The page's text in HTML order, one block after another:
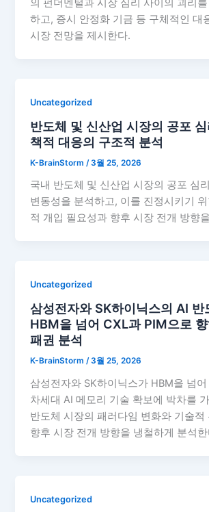
의 펀더멘털과 시장 심리 사이의 괴리
하고, 증시 안정화 기금 등 구체적인 대
시장 전망을 제시한다.
Uncategorized
반도체 및 신산업 시장의 공포
책적 대응의 구조적 분석
K-BrainStorm /3월 25, 2026
국내 반도체 및 신산업 시장의 공포 심
변동성을 분석하고, 이를 진정시키기
적 개입 필요성과 향후 시장 전개 방향
Uncategorized
삼성전자와 SK하이닉스의 AI 반
HBM을 넘어 CXL과 PIM으로
패권 분석
K-BrainStorm/3월 25, 2026
삼성전자와 SK하이닉스가 HBM을 넘
차세대 AI 메모리 기술 확보에 박차를
반도체 시장의 패러다임 변화와 기술적
향후 시장 전개 방향을 냉철하게 분석
Uncategorized